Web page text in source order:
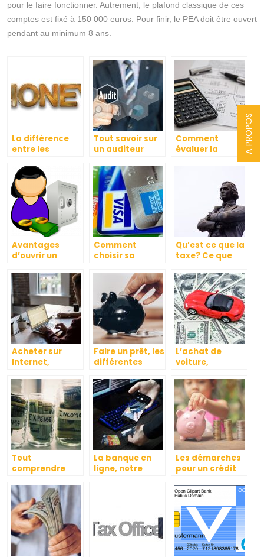
A PROPOS
pour le faire fonctionner. Autrement, le plafond classique de ces
comptes est fixé à 150 000 euros. Pour finir, le PEA doit être ouvert
pendant au minimum 8 ans.
La différence
entre les
commerciales
et les banques
d’investissement
Tout savoir sur
un auditeur
Comment
évaluer la
comptabilité de
entreprise?
Avantages
d’ouvrir un
épargne à la
banque
Comment
choisir sa
Qu’est ce que la
taxe? Ce que
savoir
Acheter sur
Internet,
procéder ?
Faire un prêt, les
différentes
faire ?
L’achat de
voiture,
passe ?
Tout
comprendre
demande un
crédit.
La banque en
ligne, notre
Les démarches
pour un crédit